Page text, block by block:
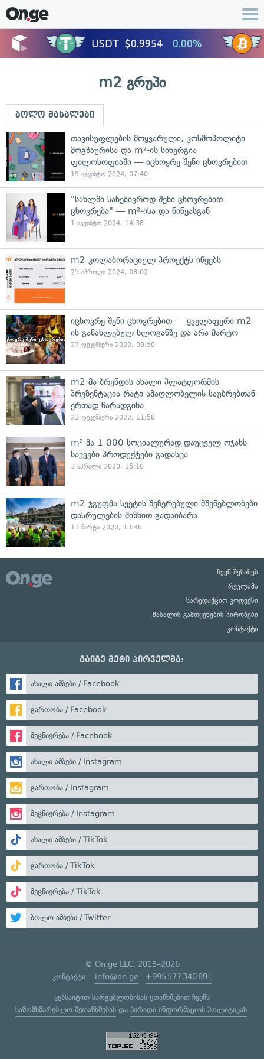
m2 გრუპი
ბოლო მასალები
თავისუფლების მოყვარული, კოსმოპოლიტი
მოგზაურისა და m²-ის სინერგია
ფილოსოფიაში — იცხოვრე შენი ცხოვრებით
19 აგვისტო 2024, 07:40
"სახლში სანებივროდ შენი ცხოვრებით
ცხოვრება" — m²-ისა და ნინეასგან
1 აგვისტო 2024, 14:38
m2 კოლაბორაციულ პროექტს იწყებს
25 აპრილი 2024, 08:02
იცხოვრე შენი ცხოვრებით — ყველაფერი m2-
ის განახლებულ სლოგანზე და არა მარტო
27 დეკემბერი 2022, 09:50
m2-მა ბრენდის ახალი პლატფორმის
პრეზენტაცია რატი ამაღლობელის საუბრებთან
ერთად წარადგინა
23 დეკემბერი 2022, 11:58
m²-მა 1 000 სოციალურად დაუცველ ოჯახს
საკვები პროდუქტები გადასცა
3 აპრილი 2020, 15:10
m2 ჯგუფმა სვეტის შეჩერებული მშენებლობები
დასრულების მიზნით გადაიბარა
11 მარტი 2020, 13:48
ჩვენ შესახებ
რეკლამა
სარედაქციო კოდექსი
მასალის გამოყენების პირობები
კონტაქტი
გაიგე მეტი პირველმა:
ახალი ამბები / Facebook
გართობა / Facebook
მეცნიერება / Facebook
ახალი ამბები / Instagram
გართობა / Instagram
მეცნიერება / Instagram
ახალი ამბები / TikTok
გართობა / TikTok
მეცნიერება / TikTok
ბოლო ამბები / Twitter
© On.ge LLC, 2015–2026
კონტაქტი: info@on.ge +995 577 340 891
ვებსაიტით სარგებლობისას ეთანხმებით ჩვენს
სამომხმარებლო შეთანხმებასდა პირადი ინფორმაციის პოლიტიკას.